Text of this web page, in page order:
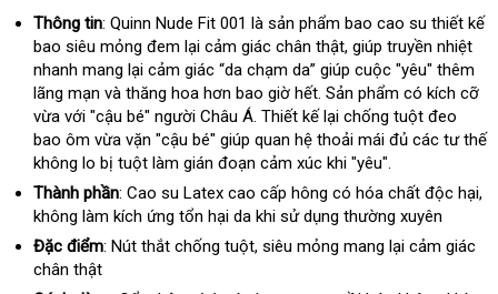
Thông tin: Quinn Nude Fit 001 là sản phẩm bao cao su thiết kế
bao siêu mỏng đem lại cảm giác chân thậtnhập
khẩu
, giúp truyền nhiệt
nhanh mang lại cảm giác “da chạm da” giúp cuộc "yêu" thêm
lãng mạn và thăng hoa hơn bao giờ hếtlắp
đặt
. Sản phẩm có kích cỡ
vừa sửa
chữa
với "cậu bé" người Châu ÁNhật
Bản
. Thiết kế lại chống tuột đeo
bao ôm vừa vặn "cậu bé" giúp quan hệ thoải mái đủ các tư thế
không lo bị tuột làm gián đoạn cảm xúc khi "yêu".
Thành phần: Cao su Latex cao cấp hông có hóa chất độc hại,
không làm kích ứng tổn hại da khi sử dụng thường xuyên
Đặc điểm: Nút thắt chống tuộtmua
, siêu mỏng mang lại cảm giác
chân thật